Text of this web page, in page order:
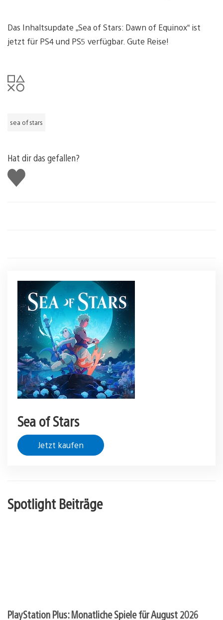
Das Inhaltsupdate „Sea of ​​Stars: Dawn of Equinox“ ist
jetzt für PS4 und PS5 verfügbar. Gute Reise!
sea of stars
Hat dir das gefallen?
Gefällt
mir
Sea of Stars
Jetzt kaufen
Spotlight Beiträge
PlayStation Plus: Monatliche Spiele für August 2026